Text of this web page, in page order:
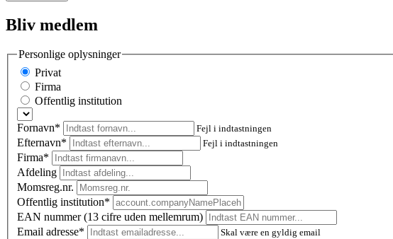
Bliv medlem
Personlige oplysninger
Privat
Firma
Offentlig institution
Fornavn* Fejl i indtastningen
Efternavn* Fejl i indtastningen
Firma*
Afdeling
Momsreg.nr.
Offentlig institution*
EAN nummer (13 cifre uden mellemrum)
Email adresse*
Skal være en gyldig email